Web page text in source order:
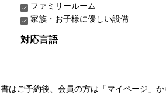
ファミリールーム
家族・お子様に優しい設備
対応言語
はご予約後、会員の方は「マイページ」